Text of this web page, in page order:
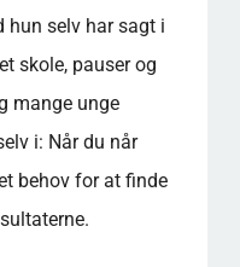
hun selv har sagt i
skole, pauser og
mange unge
i: Når du når
behov for at finde